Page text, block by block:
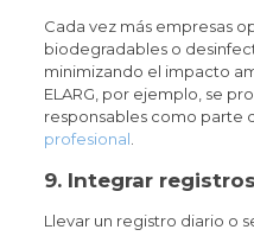
Cada vez más empresas
biodegradables o
minimizando el impacto
ELARG, por ejemplo, se
responsables como parte
profesional
9. Integrar
Llevar un registro diario o